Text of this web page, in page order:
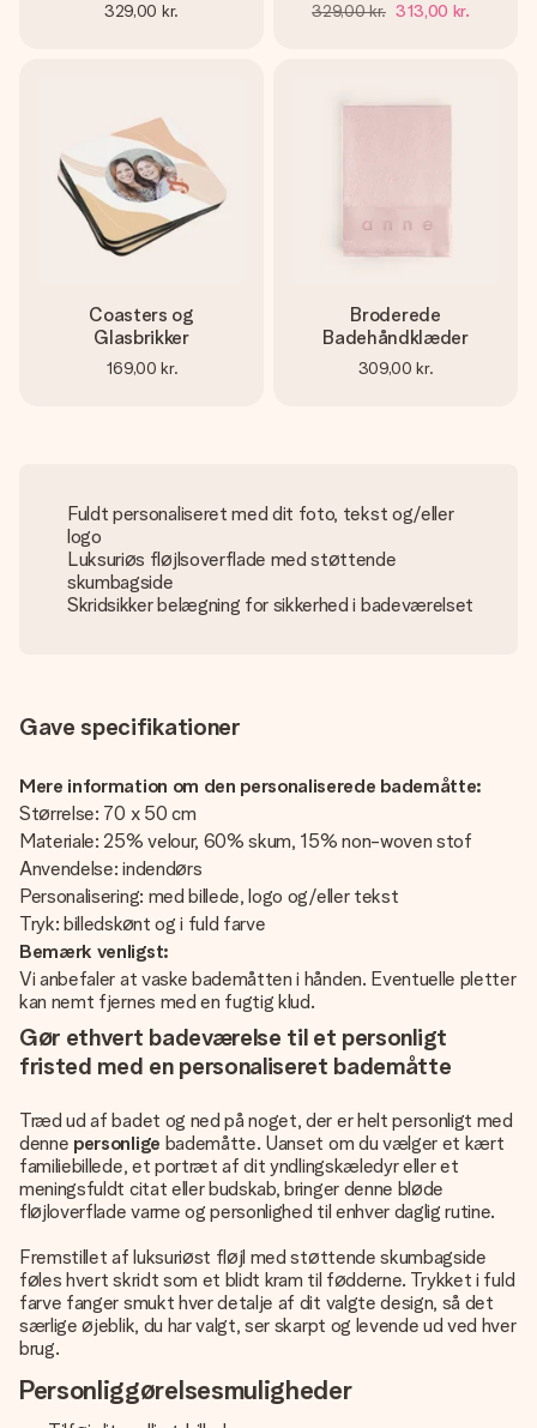
329,00 kr. 329,00 kr. 313,00 kr.
Coasters og
Glasbrikker
169,00 kr.
Broderede
Badehåndklæder
309,00 kr.
Fuldt personaliseret med dit foto, tekst og/eller
logo
Luksuriøs fløjlsoverflade med støttende
skumbagside
Skridsikker belægning for sikkerhed i badeværelset
Gave specifikationer
Mere information om den personaliserede bademåtte:
Størrelse: 70 x 50 cm
Materiale: 25% velour, 60% skum, 15% non-woven stof
Anvendelse: indendørs
Personalisering: med billede, logo og/eller tekst
Tryk: billedskønt og i fuld farve
Bemærk venligst:
Vi anbefaler at vaske bademåtten i hånden. Eventuelle pletter
kan nemt fjernes med en fugtig klud.
Gør ethvert badeværelse til et personligt
fristed med en personaliseret bademåtte
Træd ud af badet og ned på noget, der er helt personligt med
denne personlige bademåtte. Uanset om du vælger et kært
familiebillede, et portræt af dit yndlingskæledyr eller et
meningsfuldt citat eller budskab, bringer denne bløde
fløjloverflade varme og personlighed til enhver daglig rutine.
Fremstillet af luksuriøst fløjl med støttende skumbagside
føles hvert skridt som et blidt kram til fødderne. Trykket i fuld
farve fanger smukt hver detalje af dit valgte design, så det
særlige øjeblik, du har valgt, ser skarpt og levende ud ved hver
brug.
Personliggørelsesmuligheder